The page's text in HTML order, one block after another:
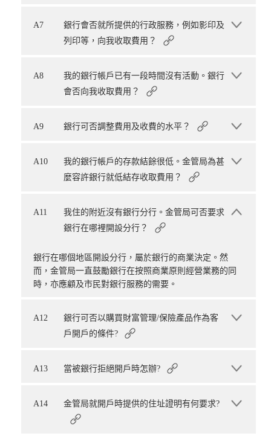
A7
銀行會否就所提供的行政服務，例如影印及
列印等，向我收取費用？
A8
我的銀行帳戶已有一段時間沒有活動。銀行
會否向我收取費用？
A9 銀行可否調整費用及收費的水平？
A10
我的銀行帳戶的存款結餘很低。金管局為甚
麼容許銀行就低結存收取費用？
A11
我住的附近沒有銀行分行。金管局可否要求
銀行在哪裡開設分行？
銀行在哪個地區開設分行，屬於銀行的商業決定。然
而，金管局一直鼓勵銀行在按照商業原則經營業務的同
時，亦應顧及市民對銀行服務的需要。
A12
銀行可否以購買財富管理/保險產品作為客
戶開戶的條件?
A13 當被銀行拒絕開戶時怎辦?
A14 金管局就開戶時提供的住址證明有何要求?